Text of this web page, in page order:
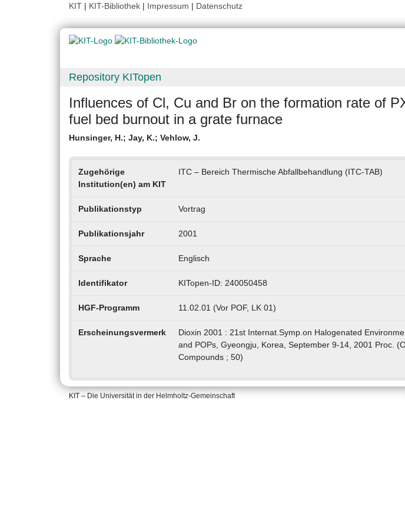
KIT | KIT-Bibliothek | Impressum | Datenschutz
Repository KITopen
Influences of Cl, Cu and Br on the formation rate of
fuel bed burnout in a grate furnace
Hunsinger, H.; Jay, K.; Vehlow, J.
Zugehörige
Institution(en) am KIT
ITC – Bereich Thermische Abfallbehandlung (ITC-TAB)
Publikationstyp Vortrag
Publikationsjahr 2001
Sprache Englisch
Identifikator KITopen-ID: 240050458
HGF-Programm 11.02.01 (Vor POF, LK 01)
Erscheinungsvermerk
Dioxin 2001 : 21st Internat.Symp.on Halogenated
and POPs, Gyeongju, Korea, September 9-14, 2001 Proc.
Compounds ; 50)
KIT – Die Universität in der Helmholtz-Gemeinschaft